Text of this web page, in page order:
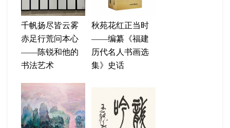
千帆扬尽皆云雾
赤足行荒问本心
——陈锐和他的
书法艺术
秋苑花红正当时
——编纂《福建
历代名人书画选
集》史话